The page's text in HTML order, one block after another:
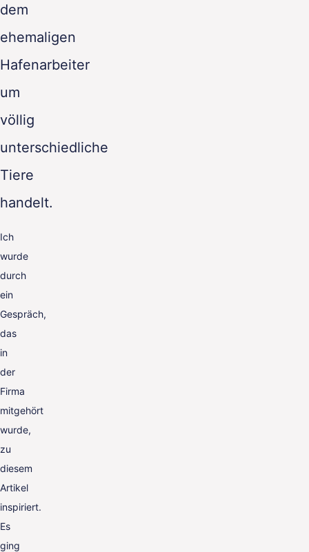
dem
ehemaligen
Hafenarbeiter
um
völlig
unterschiedliche
Tiere
handelt.
Ich
wurde
durch
ein
Gespräch,
das
in
der
Firma
mitgehört
wurde,
zu
diesem
Artikel
inspiriert.
Es
ging